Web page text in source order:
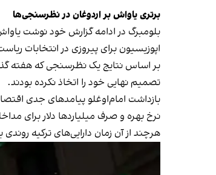
برتری یاواش بر اردوغان در نظرسنجی‌ها
بلومبرگ در ادامه گزارش خود نوشت
اپوزیسیون برای پیروزی در انتخابات
تصمیم نهایی خود را اتخاذ نکرده بودند.
بازداشت امام‌اوغلو پیامدهای جدی
نرخ بهره و صرف میلیاردها دلار برای
هرچند از آن زمان دارایی‌های ترکیه